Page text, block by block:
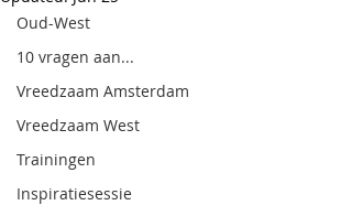
Oud-West
10 vragen aan...
Vreedzaam Amsterdam
Vreedzaam West
Trainingen
Inspiratiesessie